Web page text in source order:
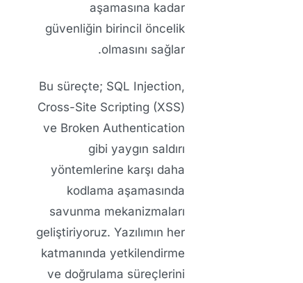
aşamasına kadar
güvenliğin birincil öncelik
olmasını sağlar.
Bu süreçte; SQL Injection,
Cross-Site Scripting (XSS)
ve Broken Authentication
gibi yaygın saldırı
yöntemlerine karşı daha
kodlama aşamasında
savunma mekanizmaları
geliştiriyoruz. Yazılımın her
katmanında yetkilendirme
ve doğrulama süreçlerini